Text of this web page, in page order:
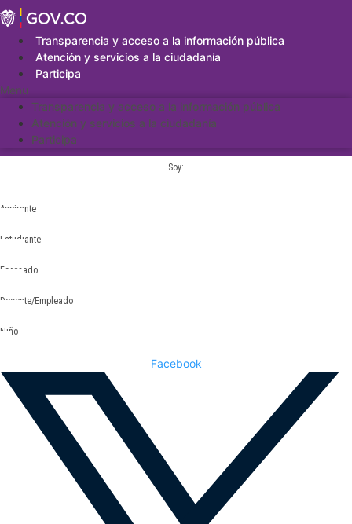
Saltar
al
contenidoTransparencia y acceso a la información pública
Atención y servicios a la ciudadanía
Participa
Menu
Transparencia y acceso a la información pública
Atención y servicios a la ciudadanía
Participa
Soy:
Aspirante
Estudiante
Egresado
Docente/Empleado
Niño
Facebook